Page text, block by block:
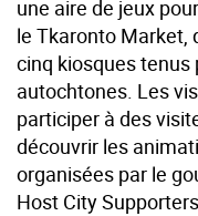
une aire de jeux
le Tkaronto Market,
cinq kiosques
autochtones. Les
participer à des
découvrir les
organisées par le
Host City